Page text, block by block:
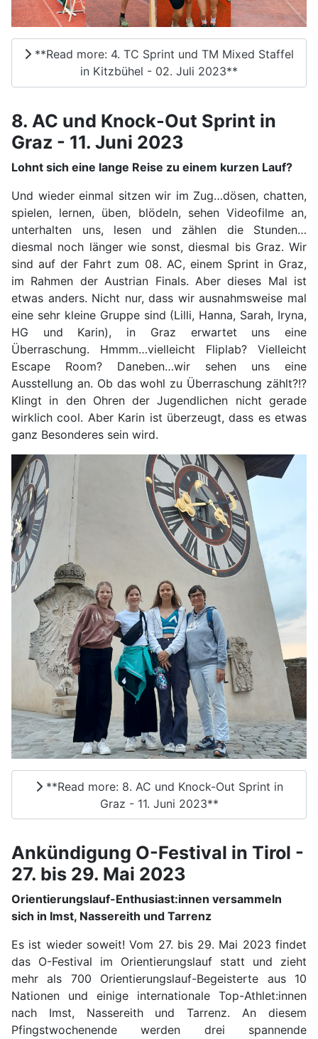
**Read more: 4. TC Sprint und TM Mixed Staffel
in Kitzbühel - 02. Juli 2023**
8. AC und Knock-Out Sprint in
Graz - 11. Juni 2023
Lohnt sich eine lange Reise zu einem kurzen Lauf?
Und wieder einmal sitzen wir im Zug…dösen, chatten,
spielen, lernen, üben, blödeln, sehen Videofilme an,
unterhalten uns, lesen und zählen die Stunden…
diesmal noch länger wie sonst, diesmal bis Graz. Wir
sind auf der Fahrt zum 08. AC, einem Sprint in Graz,
im Rahmen der Austrian Finals. Aber dieses Mal ist
etwas anders. Nicht nur, dass wir ausnahmsweise mal
eine sehr kleine Gruppe sind (Lilli, Hanna, Sarah, Iryna,
HG und Karin), in Graz erwartet uns eine
Überraschung. Hmmm…vielleicht Fliplab? Vielleicht
Escape Room? Daneben…wir sehen uns eine
Ausstellung an. Ob das wohl zu Überraschung zählt?!?
Klingt in den Ohren der Jugendlichen nicht gerade
wirklich cool. Aber Karin ist überzeugt, dass es etwas
ganz Besonderes sein wird.
**Read more: 8. AC und Knock-Out Sprint in
Graz - 11. Juni 2023**
Ankündigung O-Festival in Tirol -
27. bis 29. Mai 2023
Orientierungslauf-Enthusiast:innen versammeln
sich in Imst, Nassereith und Tarrenz
Es ist wieder soweit! Vom 27. bis 29. Mai 2023 findet
das O-Festival im Orientierungslauf statt und zieht
mehr als 700 Orientierungslauf-Begeisterte aus 10
Nationen und einige internationale Top-Athlet:innen
nach Imst, Nassereith und Tarrenz. An diesem
Pfingstwochenende werden drei spannende